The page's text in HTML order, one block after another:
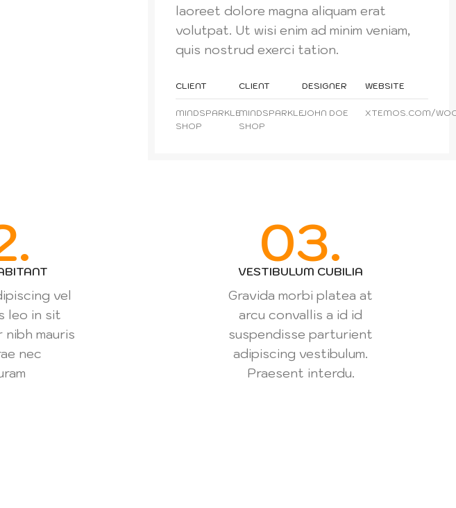
laoreet dolore magna aliquam erat
volutpat. Ut wisi enim ad minim veniam,
quis nostrud exerci tation.
CLIENT
MINDSPARKLE
SHOP
CLIENT
MINDSPARKLE
SHOP
DESIGNER
JOHN DOE
WEBSITE
XTEMOS.COM/
vel
leo in sit
mauris
nec
03.
VESTIBULUM CUBILIA
Gravida morbi platea at
arcu convallis a id id
suspendisse parturient
adipiscing vestibulum.
Praesent interdu.